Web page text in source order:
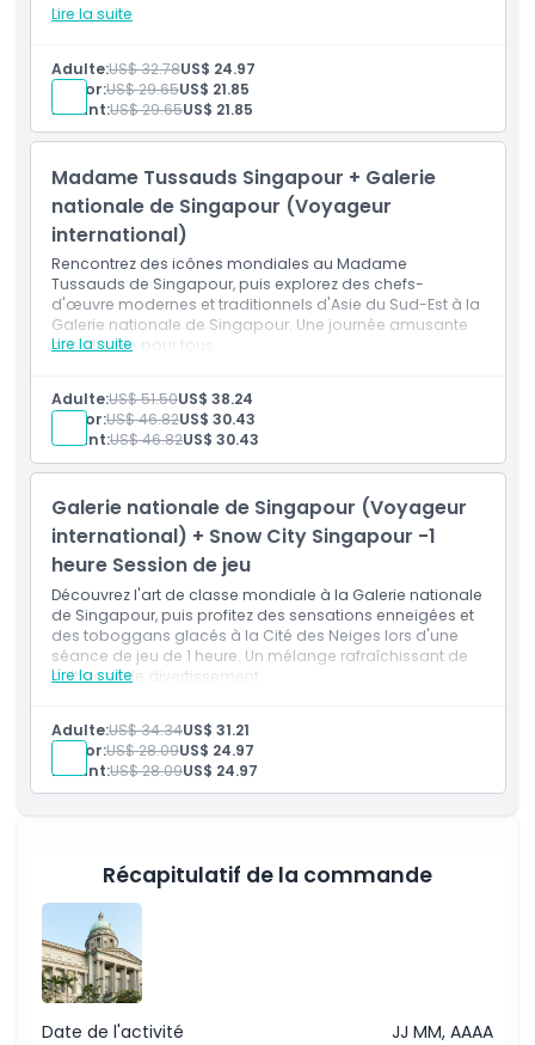
Singapour.
Lire la suite
Visitez le Jardin national des orchidées, qui abrite
des orchidées rares et éclatantes.
Puis explorez la plus grande collection d'art moderne
d'Asie du Sud-Est à la Galerie nationale de
Singapour.
Adulte:US$ 32.78US$ 24.97
Sénior:US$ 29.65US$ 21.85
Enfant:US$ 29.65US$ 21.85
Madame Tussauds Singapour + Galerie
nationale de Singapour (Voyageur
international)
Rencontrez des icônes mondiales au Madame
Tussauds de Singapour, puis explorez des chefs-
d'œuvre modernes et traditionnels d'Asie du Sud-Est à la
Galerie nationale de Singapour. Une journée amusante
et culturelle pour tous.
Lire la suite
Rencontrez des icônes mondiales au Madame
Tussauds de Singapour.
Ensuite, explorez des chefs-d'œuvre d'Asie du Sud-
Est à la Galerie nationale de Singapour.
Adulte:US$ 51.50US$ 38.24
Sénior:US$ 46.82US$ 30.43
Enfant:US$ 46.82US$ 30.43
Galerie nationale de Singapour (Voyageur
international) + Snow City Singapour -1
heure Session de jeu
Découvrez l'art de classe mondiale à la Galerie nationale
de Singapour, puis profitez des sensations enneigées et
des toboggans glacés à la Cité des Neiges lors d'une
séance de jeu de 1 heure. Un mélange rafraîchissant de
culture et de divertissement.
Lire la suite
Explorez l'art de classe mondiale à la Galerie
nationale de Singapour.
Puis profitez des sensations enneigées et des
toboggans glacés à la Cité des Neiges lors d'une
Adulte:US$ 34.34US$ 31.21
Sénior:US$ 28.09US$ 24.97
Enfant:US$ 28.09US$ 24.97
Récapitulatif de la commande
Date de l'activité
JJ MM, AAAA